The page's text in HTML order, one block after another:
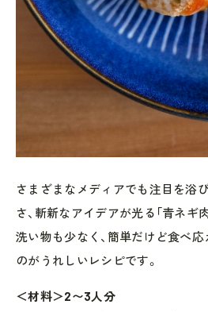
さまざまなメディアでも注目を浴
さ、斬新なアイデアが光る「青ネギ
洗い物も少なく、簡単だけど食べ
のがうれしいレシピです。
＜材料＞2〜3人分